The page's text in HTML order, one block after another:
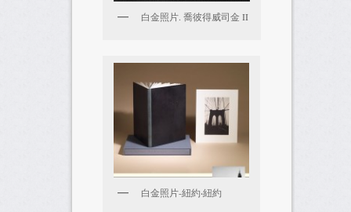
白金照片. 喬彼得威司金 II
白金照片-紐約‧紐約